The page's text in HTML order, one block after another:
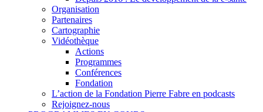
Organisation
Partenaires
Cartographie
Vidéothèque
Actions
Programmes
Conférences
Fondation
L’action de la Fondation Pierre Fabre en podcasts
Rejoignez-nous